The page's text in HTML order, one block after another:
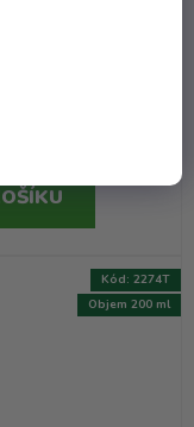
Objem 200 ml
Kód: 2274T